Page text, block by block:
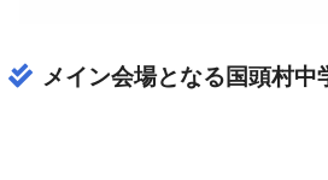
メイン会場となる国頭村中